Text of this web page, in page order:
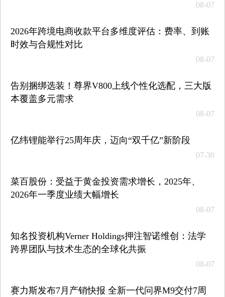
08-07
2026年跨境电商收款平台多维度评估：费率、到账
时效与合规性对比
08-07
告别捆绑选装！尊界V800上线个性化选配，三大版
本覆盖多元需求
08-07
亿纬锂能举行25周年庆，迈向“双千亿”新阶段
07-30
菜百股份：受益于黄金投资需求增长，2025年、
2026年一季度业绩大幅增长
08-07
知名投资机构Verner Holdings押注智诺维创：法学
跨界团队与技术生态的全球化共振
08-07
赛力斯发布7月产销快报 全新一代问界M9交付7周